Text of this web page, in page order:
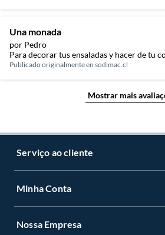
Una monada
por Pedro
Para decorar tus ensaladas y hacer de tu
Publicado originalmente en sodimac.cl
Mostrar mais
Serviço ao cliente
Centro de ajuda
Minha Conta
Cadastre-se
Nossa Empresa